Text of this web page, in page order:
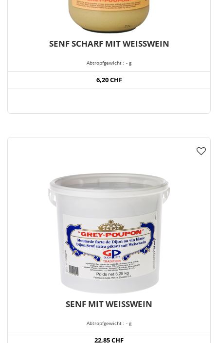
SENF SCHARF MIT WEISSWEIN
Abtropfgewicht : - g
6,20 CHF
SENF MIT WEISSWEIN
Abtropfgewicht : - g
22,85 CHF